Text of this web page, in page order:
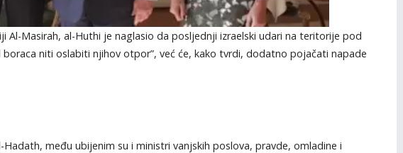
Al-Masirah, al-Huthi je naglasio da posljednji izraelski udari na teritorije pod
niti oslabiti njihov otpor”, već će, kako tvrdi, dodatno pojačati napade
među ubijenim su i ministri vanjskih poslova, pravde, omladine i